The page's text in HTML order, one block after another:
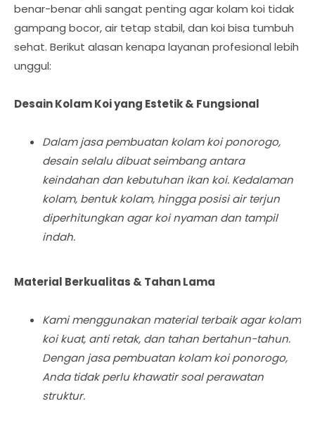
benar-benar ahli sangat penting agar kolam koi tidak
gampang bocor, air tetap stabil, dan koi bisa tumbuh
sehat. Berikut alasan kenapa layanan profesional lebih
unggul:
Desain Kolam Koi yang Estetik & Fungsional
Dalam jasa pembuatan kolam koi ponorogo,
desain selalu dibuat seimbang antara
keindahan dan kebutuhan ikan koi. Kedalaman
kolam, bentuk kolam, hingga posisi air terjun
diperhitungkan agar koi nyaman dan tampil
indah.
Material Berkualitas & Tahan Lama
Kami menggunakan material terbaik agar kolam
koi kuat, anti retak, dan tahan bertahun-tahun.
Dengan jasa pembuatan kolam koi ponorogo,
Anda tidak perlu khawatir soal perawatan
struktur.